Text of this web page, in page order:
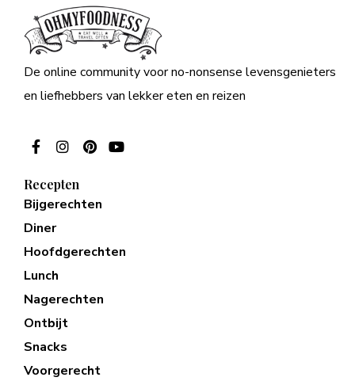
De online community voor no-nonsense levensgenieters
en liefhebbers van lekker eten en reizen
Recepten
Bijgerechten
Diner
Hoofdgerechten
Lunch
Nagerechten
Ontbijt
Snacks
Voorgerecht